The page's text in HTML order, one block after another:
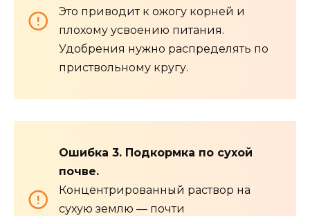
Это приводит к ожогу корней и
плохому усвоению питания.
Удобрения нужно распределять по
приствольному кругу.
Ошибка 3. Подкормка по сухой
почве.
Концентрированный раствор на
сухую землю — почти